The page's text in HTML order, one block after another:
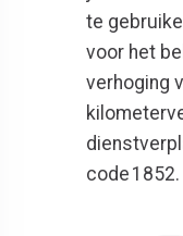
te
voor het
verhoging
code 1852.